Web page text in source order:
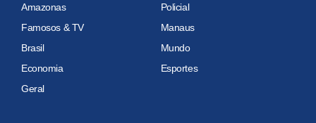
Amazonas
Policial
Famosos & TV
Manaus
Brasil
Mundo
Economia
Esportes
Geral